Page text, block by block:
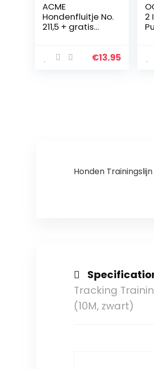
ACME
Hondenfluitje No.
211,5 + gratis
Engeland |
€13.95
2
Honden
Tracking
(10M, zwart)